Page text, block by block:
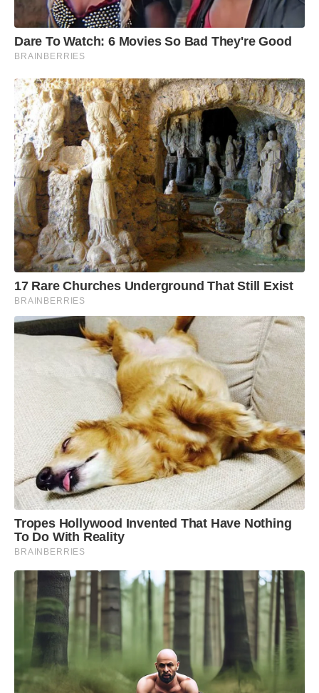
Dare To Watch: 6 Movies So Bad They're Good
BRAINBERRIES
17 Rare Churches Underground That Still Exist
BRAINBERRIES
Tropes Hollywood Invented That Have Nothing
To Do With Reality
BRAINBERRIES